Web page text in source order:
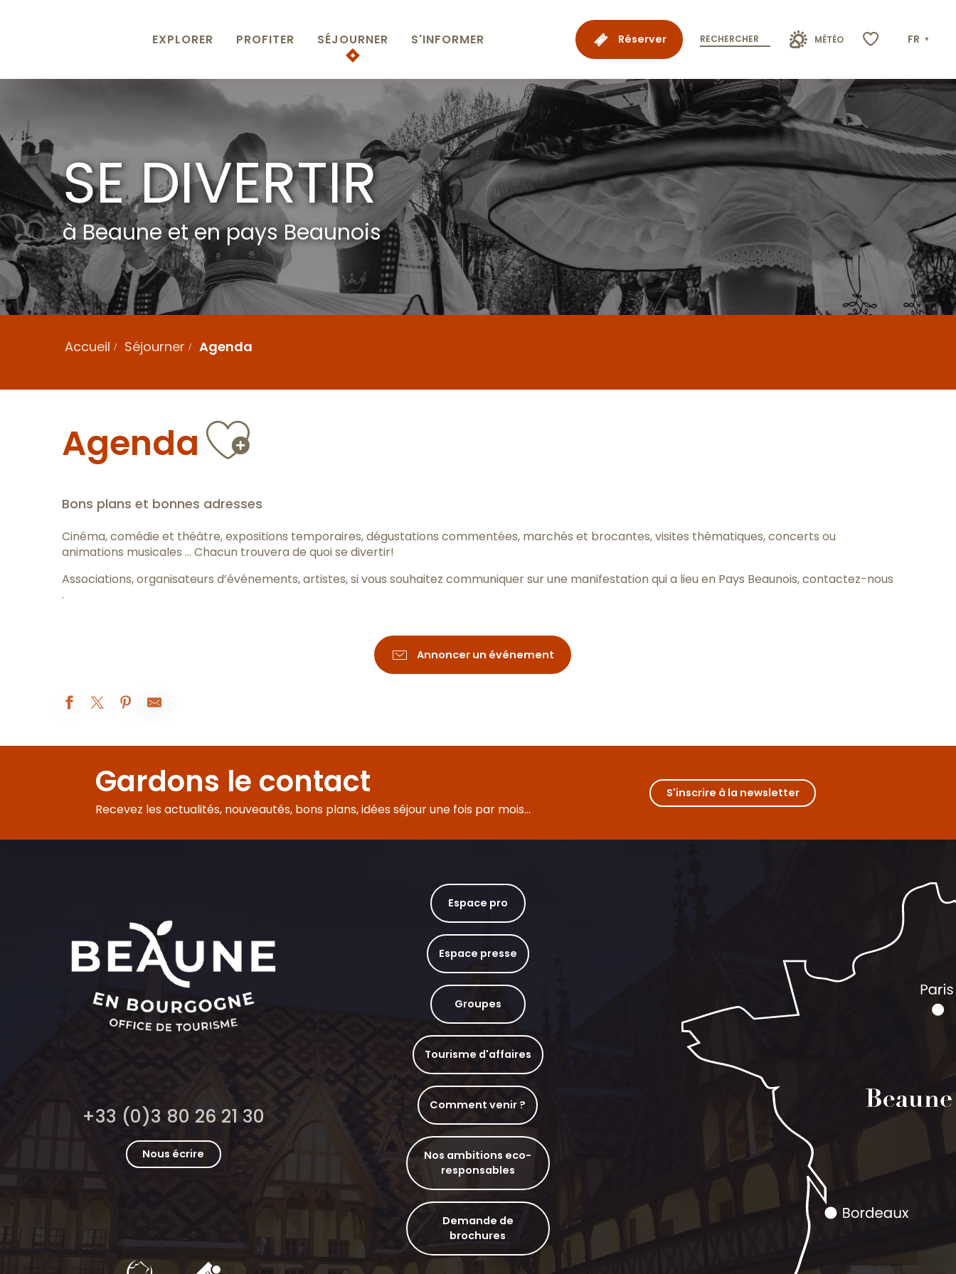
Réserver RECHERCHER MÉTÉO FR
EXPLORER PROFITER SÉJOURNER S'INFORMER
SE DIVERTIR
à Beaune et en pays Beaunois
Accueil Séjourner Agenda
AgendaAjouter aux favoris
Bons plans et bonnes adresses
Cinéma, comédie et théâtre, expositions temporaires, dégustations commentées, marchés et brocantes, visites thématiques, concerts ou
animations musicales … Chacun trouvera de quoi se divertir!
Associations, organisateurs d’événements, artistes, si vous souhaitez communiquer sur une manifestation qui a lieu en Pays Beaunois,contactez-nous
.
Annoncer un événement
Exposition peinture
Visites d'été à la ferme Fruirouge©
Gardons le contact
Recevez les actualités, nouveautés, bons plans, idées séjour une fois par mois...
S'inscrire à la newsletter
+33 (0)3 80 26 21 30
Nous écrire
Espace pro
Espace presse
Groupes
Tourisme d'affaires
Comment venir ?
Nos ambitions eco-
responsables
Demande de
brochures